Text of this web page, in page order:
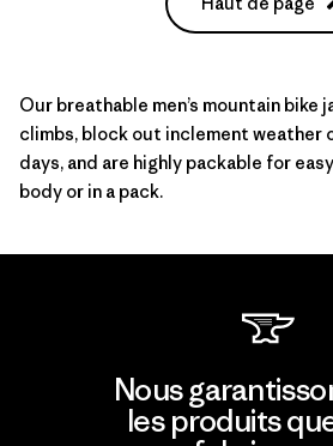
Our breathable men’s mountain bike
climbs, block out inclement weather
days, and are highly packable for
body or in a pack.
Nous
les produits